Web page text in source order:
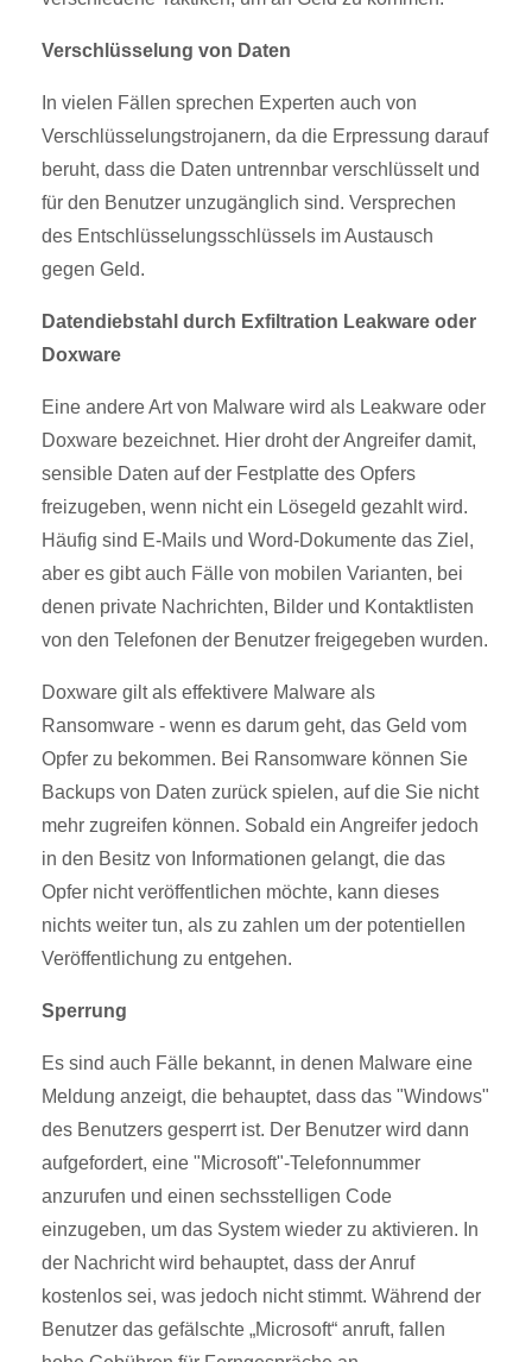
Verschlüsselung von Daten
In vielen Fällen sprechen Experten auch von
Verschlüsselungstrojanern, da die Erpressung darauf
beruht, dass die Daten untrennbar verschlüsselt und
für den Benutzer unzugänglich sind. Versprechen
des Entschlüsselungsschlüssels im Austausch
gegen Geld.
Datendiebstahl durch Exfiltration Leakware oder
Doxware
Eine andere Art von Malware wird als Leakware oder
Doxware bezeichnet. Hier droht der Angreifer damit,
sensible Daten auf der Festplatte des Opfers
freizugeben, wenn nicht ein Lösegeld gezahlt wird.
Häufig sind E-Mails und Word-Dokumente das Ziel,
aber es gibt auch Fälle von mobilen Varianten, bei
denen private Nachrichten, Bilder und Kontaktlisten
von den Telefonen der Benutzer freigegeben wurden.
Doxware gilt als effektivere Malware als
Ransomware - wenn es darum geht, das Geld vom
Opfer zu bekommen. Bei Ransomware können Sie
Backups von Daten zurück spielen, auf die Sie nicht
mehr zugreifen können. Sobald ein Angreifer jedoch
in den Besitz von Informationen gelangt, die das
Opfer nicht veröffentlichen möchte, kann dieses
nichts weiter tun, als zu zahlen um der potentiellen
Veröffentlichung zu entgehen.
Sperrung
Es sind auch Fälle bekannt, in denen Malware eine
Meldung anzeigt, die behauptet, dass das "Windows"
des Benutzers gesperrt ist. Der Benutzer wird dann
aufgefordert, eine "Microsoft"-Telefonnummer
anzurufen und einen sechsstelligen Code
einzugeben, um das System wieder zu aktivieren. In
der Nachricht wird behauptet, dass der Anruf
kostenlos sei, was jedoch nicht stimmt. Während der
Benutzer das gefälschte „Microsoft“ anruft, fallen